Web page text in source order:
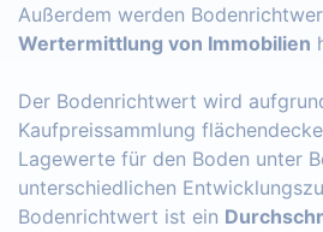
Außerdem werden
Wertermittlung von Immobilien
Der Bodenrichtwert wird
Kaufpreissammlung
Lagewerte für den Boden unter
unterschiedlichen
Bodenrichtwert ist ein